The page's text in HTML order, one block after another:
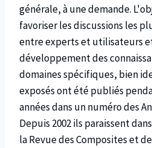
générale, à une demande.
favoriser les discussions les
entre experts et utilisateurs
développement des
domaines spécifiques, bien
exposés ont été publiés
années dans un numéro des
Depuis 2002 ils paraissent
la Revue des Composites et